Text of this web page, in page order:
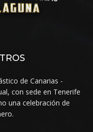
de Canarias -
con sede en Tenerife
una celebración de